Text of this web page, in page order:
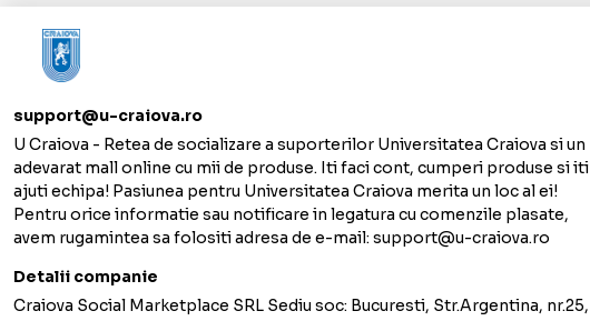
support@u-craiova.ro
U Craiova - Retea de socializare a suporterilor Universitatea Craiova si un
adevarat mall online cu mii de produse. Iti faci cont, cumperi produse si iti
ajuti echipa! Pasiunea pentru Universitatea Craiova merita un loc al ei!
Pentru orice informatie sau notificare in legatura cu comenzile plasate,
avem rugamintea sa folositi adresa de e-mail: support@u-craiova.ro
Detalii companie
Craiova Social Marketplace SRL Sediu soc: Bucuresti, Str.Argentina, nr.25,